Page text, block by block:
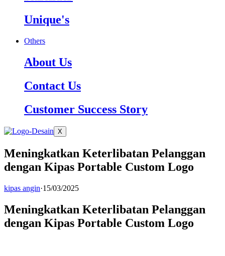
Unique's
Others
About Us
Contact Us
Customer Success Story
X
Meningkatkan Keterlibatan Pelanggan
dengan Kipas Portable Custom Logo
kipas angin·15/03/2025
Meningkatkan Keterlibatan Pelanggan
dengan Kipas Portable Custom Logo